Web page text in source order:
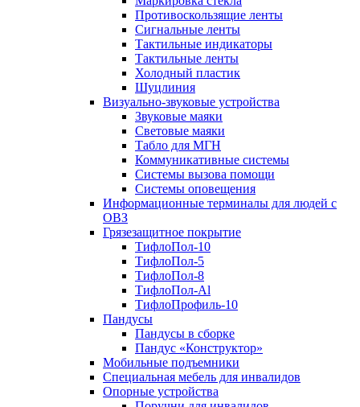
Противоскользящие ленты
Сигнальные ленты
Тактильные индикаторы
Тактильные ленты
Холодный пластик
Шуцлиния
Визуально-звуковые устройства
Звуковые маяки
Световые маяки
Табло для МГН
Коммуникативные системы
Системы вызова помощи
Системы оповещения
Информационные терминалы для людей с
ОВЗ
Грязезащитное покрытие
ТифлоПол-10
ТифлоПол-5
ТифлоПол-8
ТифлоПол-Al
ТифлоПрофиль-10
Пандусы
Пандусы в сборке
Пандус «Конструктор»
Мобильные подъемники
Специальная мебель для инвалидов
Опорные устройства